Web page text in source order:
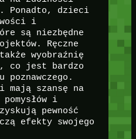
Ponadto, dzieci
i
są niezbędne
Ręczne
wyobraźnię
co jest bardzo
poznawczego.
mają szansę na
i
pewność
efekty swojego